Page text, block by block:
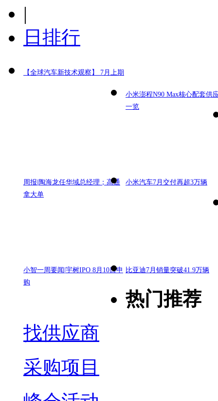
|
日排行
【全球汽车新技术观察】 7月上期
小米澎程N90 Max核心配套供
一览
周报|陶海龙任华域总经理；高通
拿大单
小米汽车7月交付再超3万辆
小智一周要闻|宇树IPO 8月10日申
购
比亚迪7月销量突破41.9万辆
热门推荐
找供应商
采购项目